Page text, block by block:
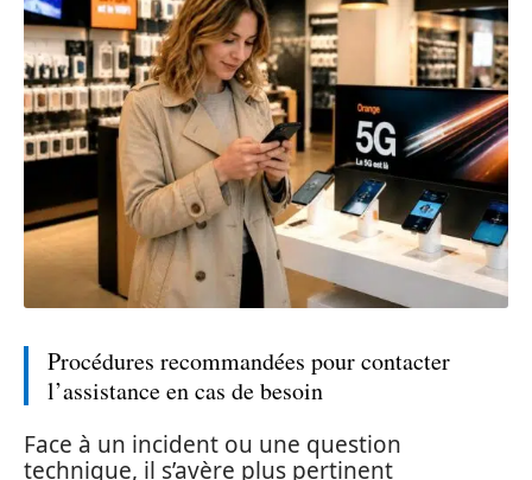
Procédures recommandées pour contacter
l’assistance en cas de besoin
Face à un incident ou une question
technique, il s’avère plus pertinent